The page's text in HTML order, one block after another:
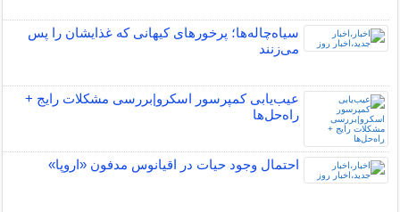
سیاه‌چاله‌ها؛ پرخورهای کیهانی که غذایشان را پس
می‌زنند
عیب‌یابی کمپرسور اسکرو|بررسی مشکلات رایج +
راه‌حل‌ها
احتمال وجود حیات در اقیانوس مدفون «اروپا»